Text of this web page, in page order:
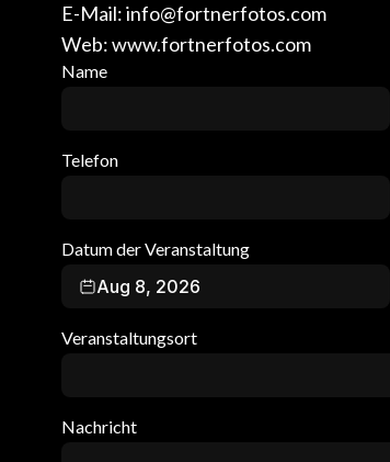
E-Mail:info@fortnerfotos.com
Web: www.fortnerfotos.com
Name
Telefon
Datum der Veranstaltung
Aug 8, 2026
Veranstaltungsort
Nachricht